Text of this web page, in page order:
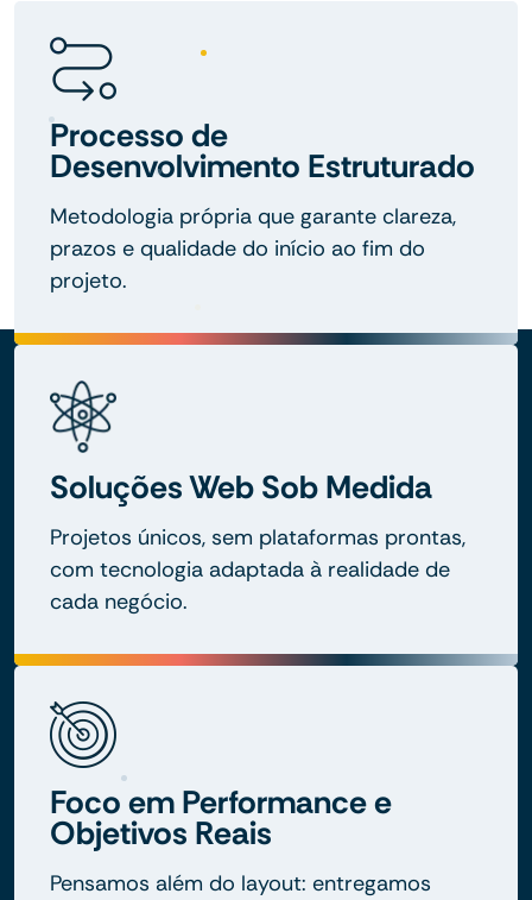
Processo de
Desenvolvimento Estruturado
Metodologia própria que garante clareza,
prazos e qualidade do início ao fim do
projeto.
Soluções Web Sob Medida
Projetos únicos, sem plataformas prontas,
com tecnologia adaptada à realidade de
cada negócio.
Foco em Performance e
Objetivos Reais
Pensamos além do layout: entregamos